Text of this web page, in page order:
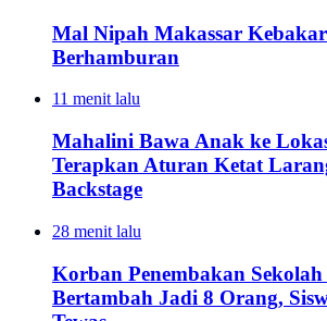
Mal Nipah Makassar
Berhamburan
11 menit lalu
Mahalini Bawa Anak ke
Terapkan Aturan Ketat
Backstage
28 menit lalu
Korban Penembakan
Bertambah Jadi 8 Orang,